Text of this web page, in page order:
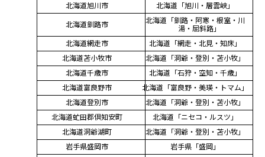
北海道旭川市 北海道「旭川・層雲峡」
北海道釧路市
北海道「釧路・阿寒・根室・川
湯・屈斜路」
北海道網走市
北海道「網走・北見・知床」
北海道苫小牧市
北海道「洞爺・登別・苫小牧」
北海道千歳市
北海道「石狩・空知・千歳」
北海道富良野市
北海道「富良野・美瑛・トマム」
北海道登別市
北海道「洞爺・登別・苫小牧」
北海道虻田郡倶知安町
北海道「ニセコ・ルスツ」
北海道洞爺湖町
北海道「洞爺・登別・苫小牧」
岩手県盛岡市
岩手県「盛岡」